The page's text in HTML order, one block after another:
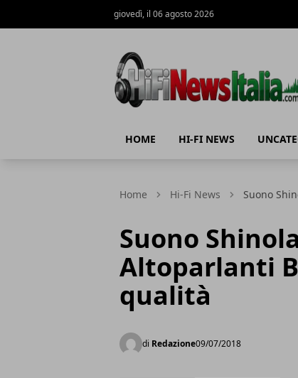
giovedì, il 06 agosto 2026
HOME HI-FI NEWS
Home Hi-Fi News Suono
Suono
Altoparlanti
qualità
di Redazione09/07/2018